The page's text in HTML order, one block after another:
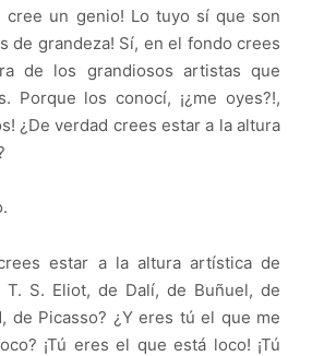
cree un genio! Lo tuyo sí que son
de grandeza! Sí, en el fondo crees
de los grandiosos artistas que
Porque los conocí, ¡¿me oyes?!,
¿De verdad crees estar a la altura
estar a la altura artística de
T. S. Eliot, de Dalí, de Buñuel, de
de Picasso? ¿Y eres tú el que me
¡Tú eres el que está loco! ¡Tú